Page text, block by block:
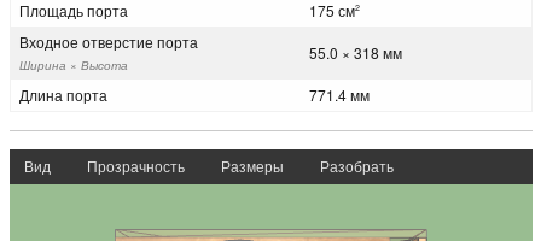
Площадь порта
175 см2
Входное отверстие порта
Ширина × Высота
55.0 × 318 мм
Длина порта 771.4 мм
Вид Прозрачность Размеры Разобрать